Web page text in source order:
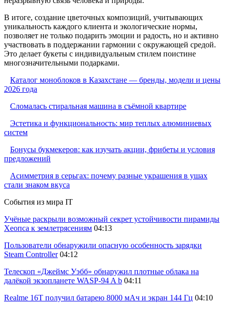
В итоге, создание цветочных композиций, учитывающих
уникальность каждого клиента и экологические нормы,
позволяет не только подарить эмоции и радость, но и активно
участвовать в поддержании гармонии с окружающей средой.
Это делает букеты с индивидуальным стилем поистине
многозначительными подарками.
Каталог моноблоков в Казахстане — бренды, модели и цены
2026 года
Сломалась стиральная машина в съёмной квартире
Эстетика и функциональность: мир теплых алюминиевых
систем
Бонусы букмекеров: как изучать акции, фрибеты и условия
предложений
Асимметрия в серьгах: почему разные украшения в ушах
стали знаком вкуса
События из мира IT
Учёные раскрыли возможный секрет устойчивости пирамиды
Хеопса к землетрясениям 04:13
Пользователи обнаружили опасную особенность зарядки
Steam Controller 04:12
Телескоп «Джеймс Уэбб» обнаружил плотные облака на
далёкой экзопланете WASP-94 A b 04:11
Realme 16T получил батарею 8000 мАч и экран 144 Гц 04:10